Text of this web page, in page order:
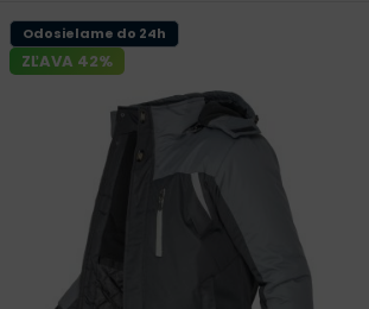
ZĽAVA 42%
Odosielame do 24h